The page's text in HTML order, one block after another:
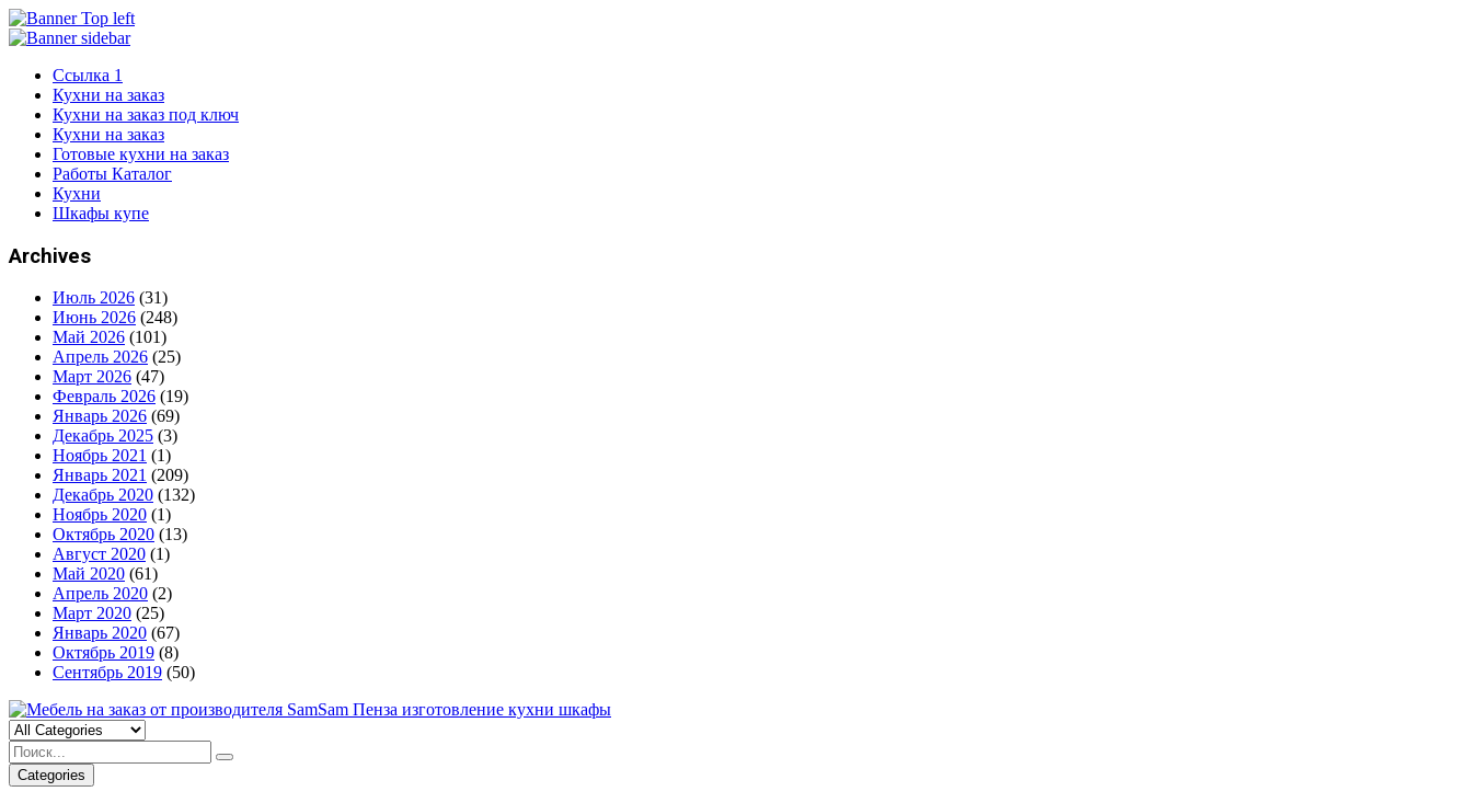
Ссылка 1
Кухни на заказ
Кухни на заказ под ключ
Кухни на заказ
Готовые кухни на заказ
Работы Каталог
Кухни
Шкафы купе
Archives
Июль 2026 (31)
Июнь 2026 (248)
Май 2026 (101)
Апрель 2026 (25)
Март 2026 (47)
Февраль 2026 (19)
Январь 2026 (69)
Декабрь 2025 (3)
Ноябрь 2021 (1)
Январь 2021 (209)
Декабрь 2020 (132)
Ноябрь 2020 (1)
Октябрь 2020 (13)
Август 2020 (1)
Май 2020 (61)
Апрель 2020 (2)
Март 2020 (25)
Январь 2020 (67)
Октябрь 2019 (8)
Сентябрь 2019 (50)
Categories